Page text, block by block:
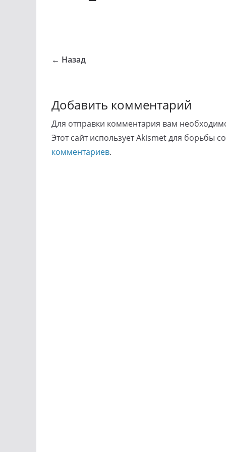
← Назад
Добавить комментарий
Для отправки комментария вам
Этот сайт использует Akismet для борьбы
комментариев.